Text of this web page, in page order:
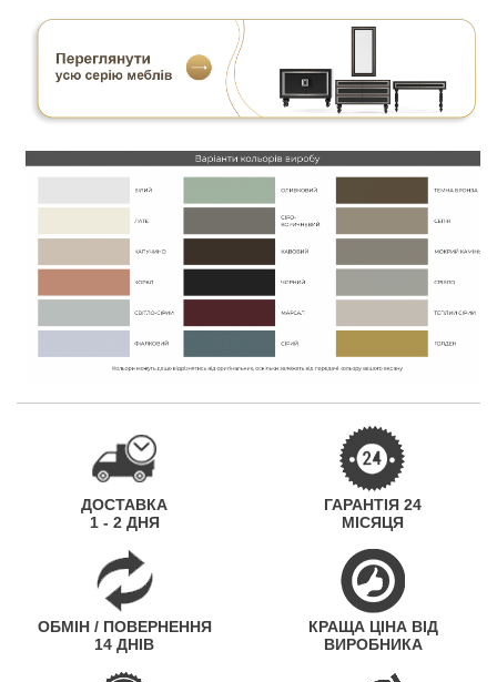
ДОСТАВКА
1 - 2 ДНЯ
ГАРАНТІЯ 24
МІСЯЦЯ
ОБМІН / ПОВЕРНЕННЯ
14 ДНІВ
КРАЩА ЦІНА ВІД
ВИРОБНИКА